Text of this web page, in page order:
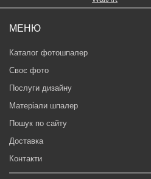
МЕНЮ
Каталог фотошпалер
Своє фото
Послуги дизайну
Матеріали шпалер
Пошук по сайту
Доставка
Контакти